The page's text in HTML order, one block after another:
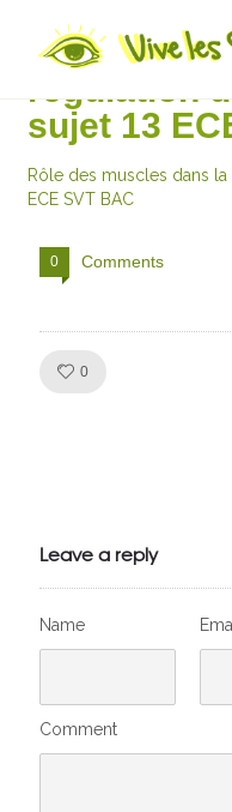
Rôle des
régulation
sujet 13
Rôle des muscles dans
ECE SVT BAC
0 Comments
0
Leave a reply
Name
Comment